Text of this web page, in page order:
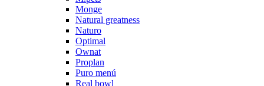
Monge
Natural greatness
Naturo
Optimal
Ownat
Proplan
Puro menú
Real bowl